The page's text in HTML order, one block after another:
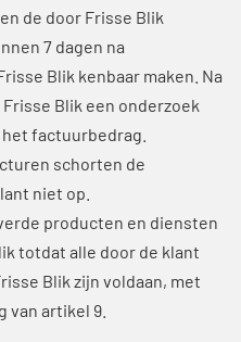
de door Frisse Blik
7 dagen na
Blik kenbaar maken. Na
Blik een onderzoek
factuurbedrag.
schorten de
niet op.
producten en diensten
totdat alle door de klant
Blik zijn voldaan, met
van artikel 9.